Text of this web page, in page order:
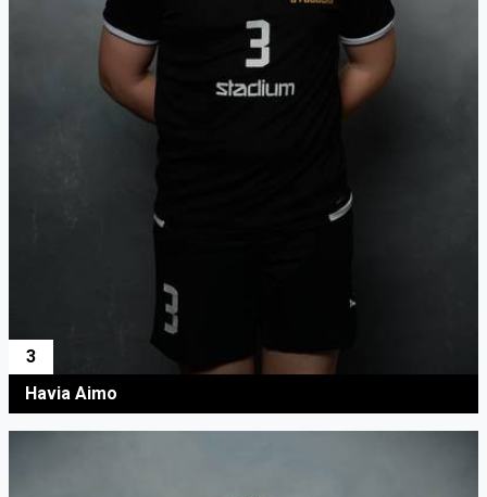
3
Havia Aimo